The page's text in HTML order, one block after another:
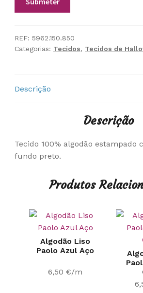
REF: 5962.150.850
Categorias: Tecidos, Tecidos de
Descrição
Descrição
Tecido 100% algodão estampado
fundo preto.
Produtos
Algodão Liso
Paolo Azul Aço
6,50 €/m